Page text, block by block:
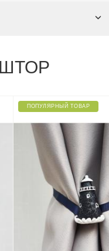
ПОПУЛЯРНЫЙ ТОВАР